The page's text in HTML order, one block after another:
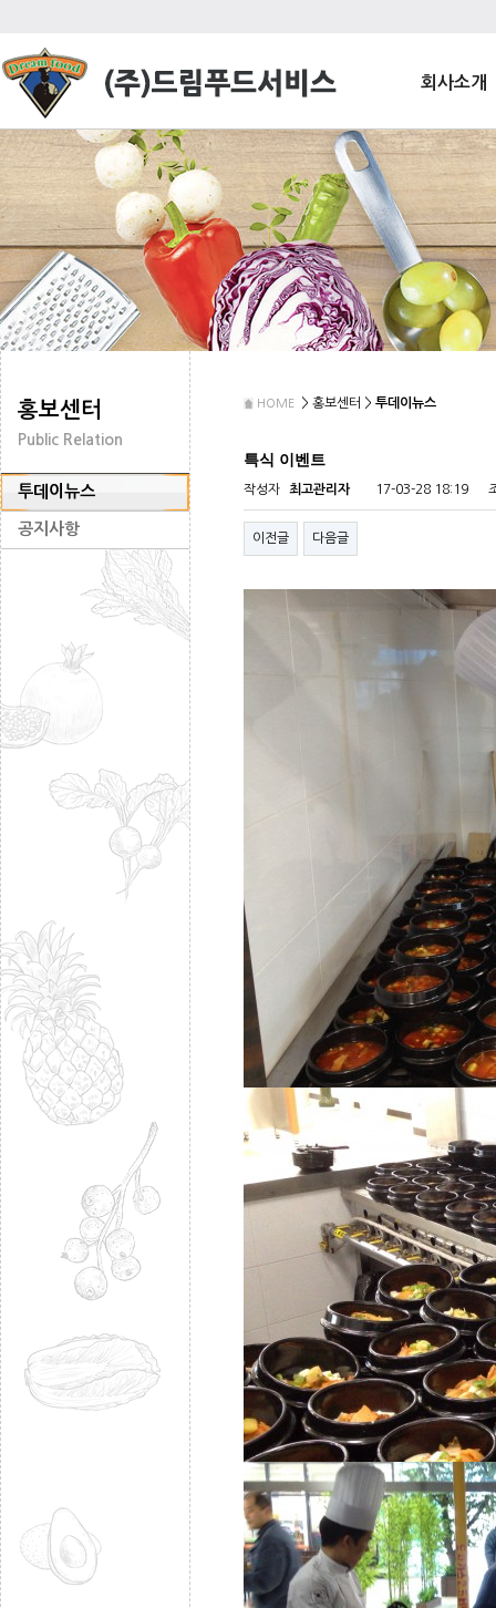
회사소개
홍보센터
Public Relation
투데이뉴스
공지사항
HOME > 홍보센터 > 투데이뉴스
특식 이벤트
작성자 최고관리자 17-03-28 18:19
이전글 다음글